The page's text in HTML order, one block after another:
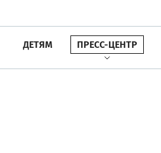
ДЕТЯМ ПРЕСС-ЦЕНТР